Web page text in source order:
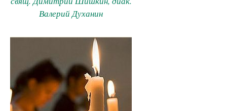
Валерий Духанин